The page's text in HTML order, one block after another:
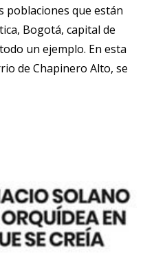
poblaciones que están
Bogotá, capital de
un ejemplo. En esta
de Chapinero Alto, se